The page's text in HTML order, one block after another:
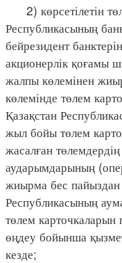
2) көрсетілетін
Республикасының
бейрезидент
акционерлік қоғамы
жалпы көлемінен
көлемінде төлем
Қазақстан
жыл бойы төлем
жасалған
аударымдарының
жиырма бес пайыздан
Республикасының
төлем
өңдеу бойынша
кезде;